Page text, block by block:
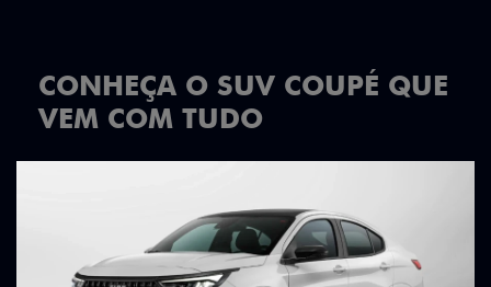
CONHEÇA O SUV COUPÉ QUE
VEM COM TUDO